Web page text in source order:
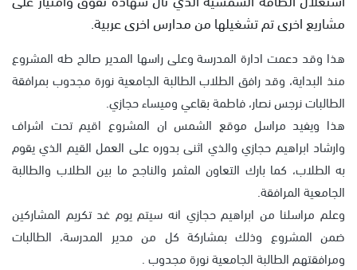
مشاريع اخرى تم تشغيلها من مدارس اخرى عربية.
هذا وقد دعمت ادارة المدرسة وعلى راسها المدير صالح طه المشروع
منذ البداية، وقد رافق الطلاب الطالبة الجامعية نورة مجدوب بمرافقة
الطالبات نرجس نصار، فاطمة بقاعي وميساء حجازي.
هذا ويفيد مراسل موقع الشمس ان المشروع اقيم تحت اشراف
وارشاد ابراهيم حجازي والذي اثنى بدوره على العمل القيم الذي يقوم
به الطلاب، كما بارك التعاون المثمر والناجح ما بين الطلاب والطالبة
الجامعية المرافقة.
وعلم مراسلنا من ابراهيم حجازي انه سيتم يوم غد تكريم المشاركين
ضمن المشروع وذلك بمشاركة كل من مدير المدرسة، الطالبات
ومرافقتهم الطالبة الجامعية نورة مجدوب .